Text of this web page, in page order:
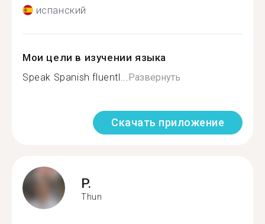
испанский
Мои цели в изучении языка
Speak Spanish fluentl... Развернуть
Скачать приложение
P.
Thun